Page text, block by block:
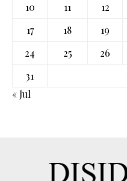
10
11 12
17
18 19
24
25 26
31
« Jul